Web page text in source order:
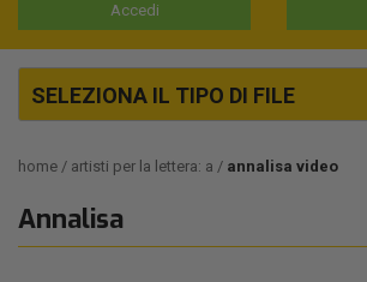
Accedi
SELEZIONA IL TIPO DI FILE
home artisti per la lettera: a annalisa video
Annalisa